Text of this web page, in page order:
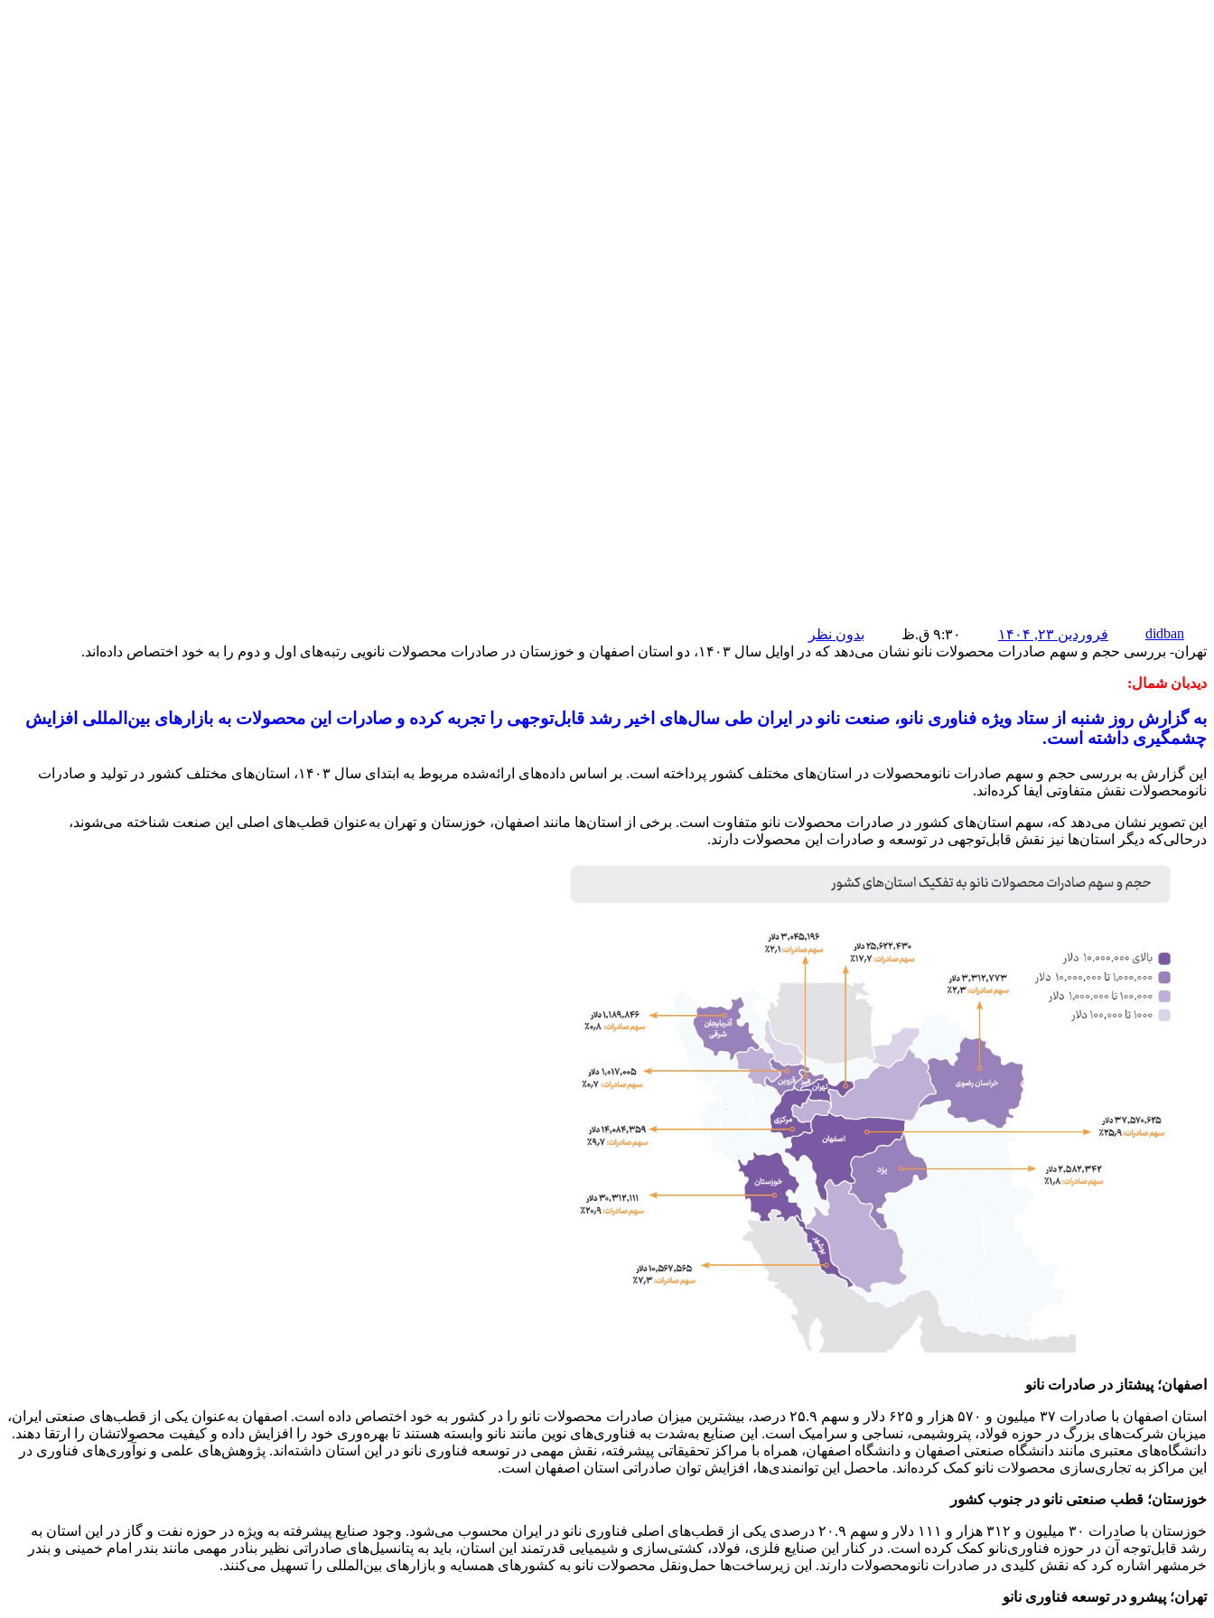
didban فروردین ۲۳, ۱۴۰۴ ۹:۳۰ ق.ظ
بدون نظر
تهران- بررسی حجم و سهم صادرات محصولات نانو نشان می‌دهد که در اوایل سال ۱۴۰۳، دو استان اصفهان و خوزستان در صادرات محصولات نانویی رتبه‌های اول و دوم را به خود اختصاص داده‌اند.
دیدبان شمال:
به گزارش روز شنبه از ستاد ویژه فناوری نانو، صنعت نانو در ایران طی سال‌های اخیر رشد قابل‌توجهی را تجربه کرده و صادرات این محصولات به بازارهای بین‌المللی افزایش
چشمگیری داشته است.
این گزارش به بررسی حجم و سهم صادرات نانومحصولات در استان‌های مختلف کشور پرداخته است. بر اساس داده‌های ارائه‌شده مربوط به ابتدای سال ۱۴۰۳، استان‌های مختلف کشور در تولید و صادرات
نانومحصولات نقش متفاوتی ایفا کرده‌اند.
این تصویر نشان می‌دهد که، سهم استان‌های کشور در صادرات محصولات نانو متفاوت است. برخی از استان‌ها مانند اصفهان، خوزستان و تهران به‌عنوان قطب‌های اصلی این صنعت شناخته می‌شوند،
درحالی‌که دیگر استان‌ها نیز نقش قابل‌توجهی در توسعه و صادرات این محصولات دارند.
اصفهان؛ پیشتاز در صادرات نانو
استان اصفهان با صادرات ۳۷ میلیون و ۵۷۰ هزار و ۶۲۵ دلار و سهم ۲۵.۹ درصد، بیشترین میزان صادرات محصولات نانو را در کشور به خود اختصاص داده است. اصفهان به‌عنوان یکی از قطب‌های صنعتی ایران،
میزبان شرکت‌های بزرگ در حوزه فولاد، پتروشیمی، نساجی و سرامیک است. این صنایع به‌شدت به فناوری‌های نوین مانند نانو وابسته هستند تا بهره‌وری خود را افزایش داده و کیفیت محصولاتشان را ارتقا دهند.
دانشگاه‌های معتبری مانند دانشگاه صنعتی اصفهان و دانشگاه اصفهان، همراه با مراکز تحقیقاتی پیشرفته، نقش مهمی در توسعه فناوری نانو در این استان داشته‌اند. پژوهش‌های علمی و نوآوری‌های فناوری در
این مراکز به تجاری‌سازی محصولات نانو کمک کرده‌اند. ماحصل این توانمندی‌ها، افزایش توان صادراتی استان اصفهان است.
خوزستان؛ قطب‌ صنعتی نانو در جنوب کشور
خوزستان با صادرات ۳۰ میلیون و ۳۱۲ هزار و ۱۱۱ دلار و سهم ۲۰.۹ درصدی یکی از قطب‌های اصلی فناوری نانو در ایران محسوب می‌شود. وجود صنایع پیشرفته به ویژه در حوزه نفت و گاز در این استان به
رشد قابل‌توجه آن در حوزه فناوری‌نانو کمک کرده است. در کنار این صنایع فلزی، فولاد، کشتی‌سازی و شیمیایی قدرتمند این استان، باید به پتانسیل‌های صادراتی نظیر بنادر مهمی مانند بندر امام خمینی و بندر
خرمشهر اشاره کرد که نقش کلیدی در صادرات نانومحصولات دارند. این زیرساخت‌ها حمل‌ونقل محصولات نانو به کشورهای همسایه و بازارهای بین‌المللی را تسهیل می‌کنند.
تهران؛ پیشرو در توسعه فناوری نانو